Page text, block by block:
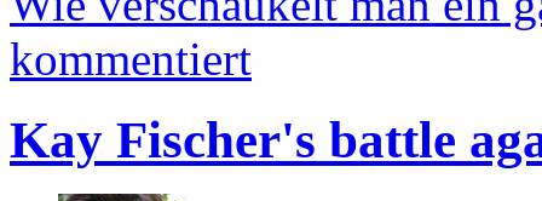
kommentiert
Kay Fischer's battle